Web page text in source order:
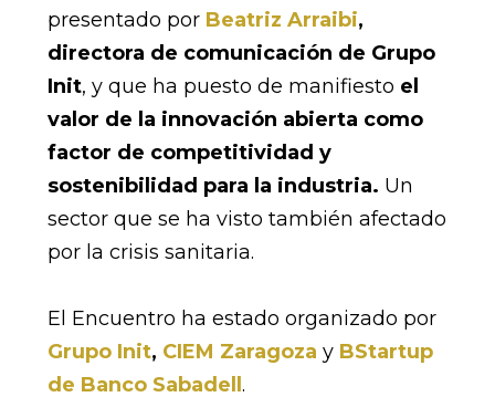
presentado por Beatriz Arraibi,
directora de comunicación de Grupo
Init, y que ha puesto de manifiesto el
valor de la innovación abierta como
factor de competitividad y
sostenibilidad para la industria. Un
sector que se ha visto también afectado
por la crisis sanitaria.
El Encuentro ha estado organizado por
Grupo Init, CIEM Zaragoza y BStartup
de Banco Sabadell .